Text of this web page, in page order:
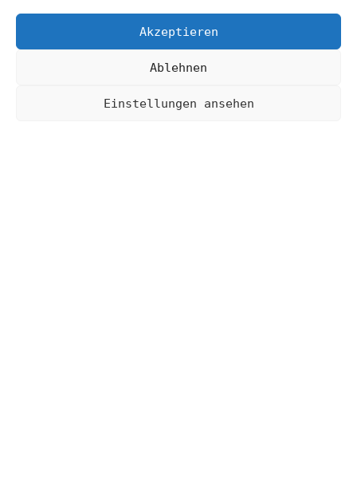
Akzeptieren
Ablehnen
Einstellungen ansehen